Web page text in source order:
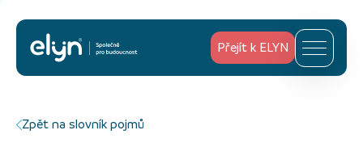
Přejít k ELYN
Zpět na slovník pojmů